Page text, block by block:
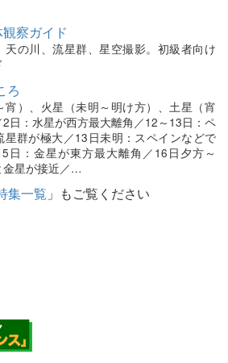
察ガイド
天の川、流星群、星空撮影。初級者向け
ろ
宵）、火星（未明～明け方）、土星（宵
2日：水星が西方最大離角／12～13日：ペ
星群が極大／13日未明：スペインなどで
日：金星が東方最大離角／16日夕方～
金星が接近／…
集一覧 」もご覧ください